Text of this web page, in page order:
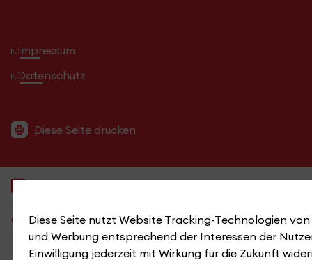
Impressum
Datenschutz
Diese Seite drucken
© 2026 Hochschule für Technik Stuttgart.
Diese Seite nutzt Website Tracking-Technologien
und Werbung entsprechend der Interessen der
Einwilligung jederzeit mit Wirkung für die Zukunft